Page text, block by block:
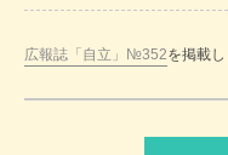
広報誌「自立」№352を掲載